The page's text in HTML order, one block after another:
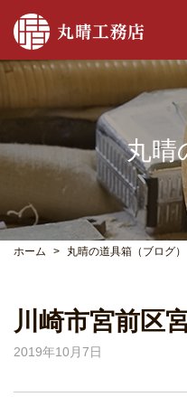
丸晴
ホーム 丸晴の道具箱（ブログ）
川崎市宮前区
2019年10月7日